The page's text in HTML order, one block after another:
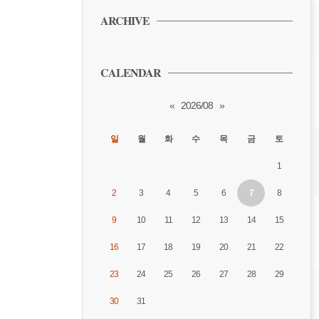
ARCHIVE
CALENDAR
« 2026/08 »
일 월 화 수 목 금 토
1
2 3 4 5 6 7 8
9 10 11 12 13 14 15
16 17 18 19 20 21 22
23 24 25 26 27 28 29
30 31